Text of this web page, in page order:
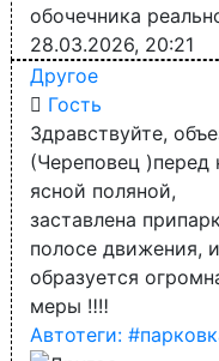
обочечника
28.03.2026, 20:21
Другое
Гость
Здравствуйте,
(Череповец
ясной поляной,
заставлена
полосе движения,
образуется
меры ‼️‼️
Автотеги: